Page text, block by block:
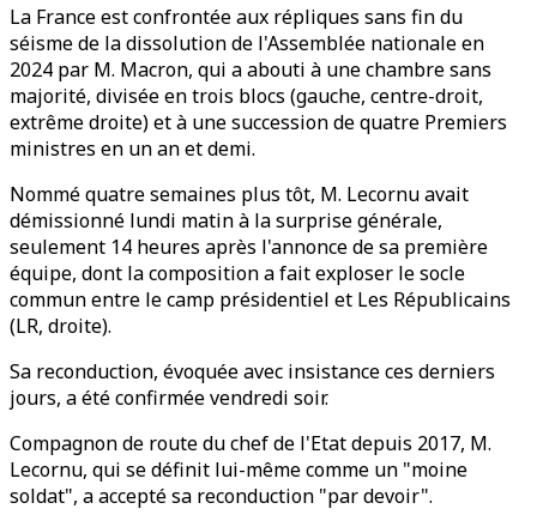
La France est confrontée aux répliques sans fin du
séisme de la dissolution de l'Assemblée nationale en
2024 par M. Macron, qui a abouti à une chambre sans
majorité, divisée en trois blocs (gauche, centre-droit,
extrême droite) et à une succession de quatre Premiers
ministres en un an et demi.
Nommé quatre semaines plus tôt, M. Lecornu avait
démissionné lundi matin à la surprise générale,
seulement 14 heures après l'annonce de sa première
équipe, dont la composition a fait exploser le socle
commun entre le camp présidentiel et Les Républicains
(LR, droite).
Sa reconduction, évoquée avec insistance ces derniers
jours, a été confirmée vendredi soir.
Compagnon de route du chef de l'Etat depuis 2017, M.
Lecornu, qui se définit lui-même comme un "moine
soldat", a accepté sa reconduction "par devoir".